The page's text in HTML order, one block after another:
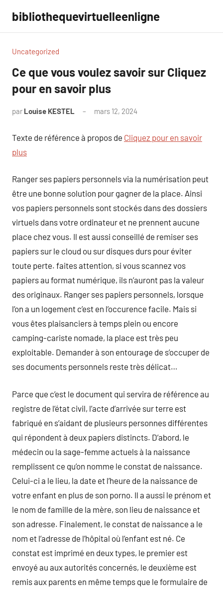
contenu
bibliothequevirtuelleenligne
Uncategorized
Ce que vous voulez savoir sur Cliquez
pour en savoir plus
par Louise KESTEL mars 12, 2024
Texte de référence à propos de Cliquez pour en savoir
plus
Ranger ses papiers personnels via la numérisation peut
être une bonne solution pour gagner de la place. Ainsi
vos papiers personnels sont stockés dans des dossiers
virtuels dans votre ordinateur et ne prennent aucune
place chez vous. Il est aussi conseillé de remiser ses
papiers sur le cloud ou sur disques durs pour éviter
toute perte. faites attention, si vous scannez vos
papiers au format numérique, ils n’auront pas la valeur
des originaux. Ranger ses papiers personnels, lorsque
l’on a un logement c’est en l’occurence facile. Mais si
vous êtes plaisanciers à temps plein ou encore
camping-cariste nomade, la place est très peu
exploitable. Demander à son entourage de s’occuper de
ses documents personnels reste très délicat…
Parce que c’est le document qui servira de référence au
registre de l’état civil, l’acte d’arrivée sur terre est
fabriqué en s’aidant de plusieurs personnes différentes
qui répondent à deux papiers distincts. D’abord, le
médecin ou la sage-femme actuels à la naissance
remplissent ce qu’on nomme le constat de naissance.
Celui-ci a le lieu, la date et l’heure de la naissance de
votre enfant en plus de son porno. Il a aussi le prénom et
le nom de famille de la mère, son lieu de naissance et
son adresse. Finalement, le constat de naissance a le
nom et l’adresse de l’hôpital où l’enfant est né. Ce
constat est imprimé en deux types, le premier est
envoyé au aux autorités concernés, le deuxième est
remis aux parents en même temps que le formulaire de